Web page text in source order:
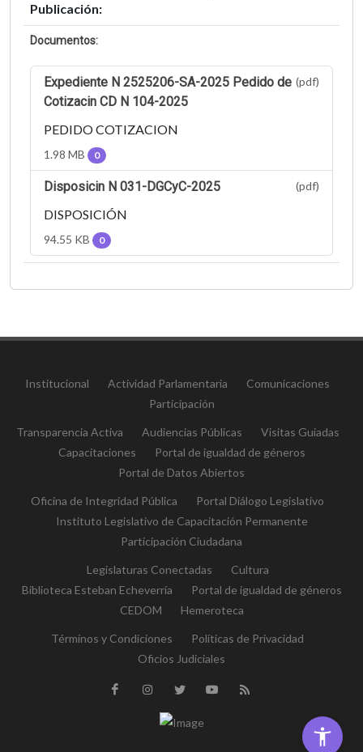
Publicación:
Documentos:
Expediente N 2525206-SA-2025 Pedido de
Cotizacin CD N 104-2025
(pdf)
PEDIDO COTIZACION
1.98 MB 0
Disposicin N 031-DGCyC-2025 (pdf)
DISPOSICIÓN
94.55 KB 0
Institucional Actividad Parlamentaria
Comunicaciones
Participación
Transparencia Activa Audiencias Públicas
Visitas Guiadas
Capacitaciones
Portal de igualdad de géneros
Portal de Datos Abiertos
Oficina de Integridad Pública
Portal Diálogo Legislativo
Instituto Legislativo de Capacitación Permanente
Participación Ciudadana
Legislaturas Conectadas
Cultura
Biblioteca Esteban Echeverría
Portal de igualdad de géneros
CEDOM
Hemeroteca
Términos y Condiciones
Políticas de Privacidad
Oficios Judiciales